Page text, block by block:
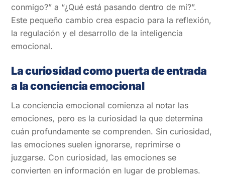
conmigo?” a “¿Qué está pasando dentro de mí?”.
Este pequeño cambio crea espacio para la reflexión,
la regulación y el desarrollo de la inteligencia
emocional.
La curiosidad como puerta de entrada
a la conciencia emocional
La conciencia emocional comienza al notar las
emociones, pero es la curiosidad la que determina
cuán profundamente se comprenden. Sin curiosidad,
las emociones suelen ignorarse, reprimirse o
juzgarse. Con curiosidad, las emociones se
convierten en información en lugar de problemas.